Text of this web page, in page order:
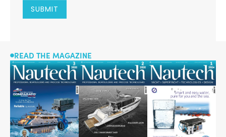
READ THE MAGAZINE